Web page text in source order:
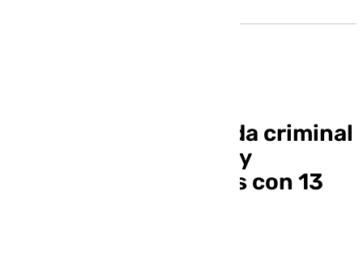
Cae en Baza una banda criminal
por tráfico de drogas y
blanqueo de capitales con 13